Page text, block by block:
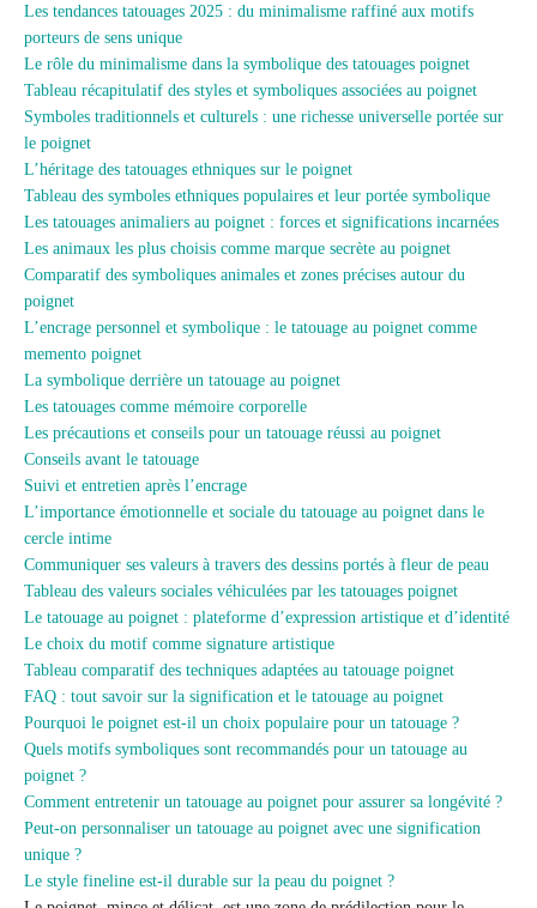
Les tendances tatouages 2025 : du minimalisme raffiné aux motifs
porteurs de sens unique
Le rôle du minimalisme dans la symbolique des tatouages poignet
Tableau récapitulatif des styles et symboliques associées au poignet
Symboles traditionnels et culturels : une richesse universelle portée sur
le poignet
L’héritage des tatouages ethniques sur le poignet
Tableau des symboles ethniques populaires et leur portée symbolique
Les tatouages animaliers au poignet : forces et significations incarnées
Les animaux les plus choisis comme marque secrète au poignet
Comparatif des symboliques animales et zones précises autour du
poignet
L’encrage personnel et symbolique : le tatouage au poignet comme
memento poignet
La symbolique derrière un tatouage au poignet
Les tatouages comme mémoire corporelle
Les précautions et conseils pour un tatouage réussi au poignet
Conseils avant le tatouage
Suivi et entretien après l’encrage
L’importance émotionnelle et sociale du tatouage au poignet dans le
cercle intime
Communiquer ses valeurs à travers des dessins portés à fleur de peau
Tableau des valeurs sociales véhiculées par les tatouages poignet
Le tatouage au poignet : plateforme d’expression artistique et d’identité
Le choix du motif comme signature artistique
Tableau comparatif des techniques adaptées au tatouage poignet
FAQ : tout savoir sur la signification et le tatouage au poignet
Pourquoi le poignet est-il un choix populaire pour un tatouage ?
Quels motifs symboliques sont recommandés pour un tatouage au
poignet ?
Comment entretenir un tatouage au poignet pour assurer sa longévité ?
Peut-on personnaliser un tatouage au poignet avec une signification
unique ?
Le style fineline est-il durable sur la peau du poignet ?